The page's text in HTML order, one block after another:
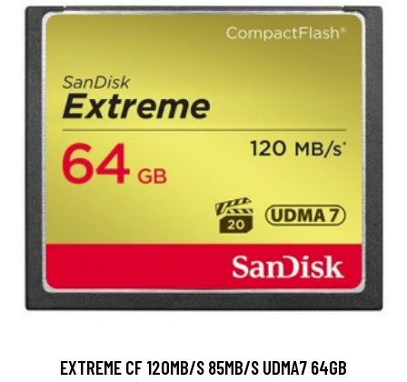
EXTREME CF 120MB/S 85MB/S UDMA7 64GB